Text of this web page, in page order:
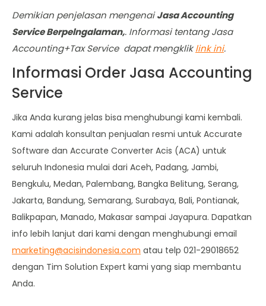
Demikian penjelasan mengenaiJasa Accounting
Service Berpelngalaman,. Informasi tentang Jasa
Accounting+Tax Service dapat mengkliklink ini.
Informasi Order Jasa Accounting
Service
Jika Anda kurang jelas bisa menghubungi kami kembali.
Kami adalah konsultan penjualan resmi untuk Accurate
Software dan Accurate Converter Acis (ACA) untuk
seluruh Indonesia mulai dari Aceh, Padang, Jambi,
Bengkulu, Medan, Palembang, Bangka Belitung, Serang,
Jakarta, Bandung, Semarang, Surabaya, Bali, Pontianak,
Balikpapan, Manado, Makasar sampai Jayapura. Dapatkan
info lebih lanjut dari kami dengan menghubungi email
marketing@acisindonesia.com atau telp 021-29018652
dengan Tim Solution Expert kami yang siap membantu
Anda.